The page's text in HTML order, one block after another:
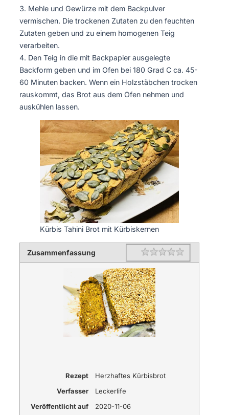
Mehle und Gewürze mit dem Backpulver
vermischen. Die trockenen Zutaten zu den feuchten
Zutaten geben und zu einem homogenen Teig
verarbeiten.
Den Teig in die mit Backpapier ausgelegte
Backform geben und im Ofen bei 180 Grad C ca. 45-
60 Minuten backen. Wenn ein Holzstäbchen trocken
rauskommt, das Brot aus dem Ofen nehmen und
auskühlen lassen.
Kürbis Tahini Brot mit Kürbiskernen
Zusammenfassung Rating 1 star
2 stars
3 stars
4 stars
5 stars
Rezept
Herzhaftes Kürbisbrot
Verfasser
Leckerlife
Veröffentlicht auf
2020-11-06